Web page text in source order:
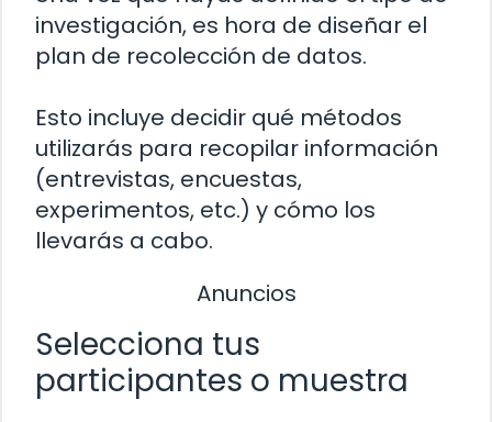
investigación, es hora de diseñar el
plan de recolección de datos.
Esto incluye decidir qué métodos
utilizarás para recopilar información
(entrevistas, encuestas,
experimentos, etc.) y cómo los
llevarás a cabo.
Anuncios
Selecciona tus
participantes o muestra